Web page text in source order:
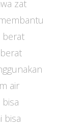
zat
berat
air
bisa